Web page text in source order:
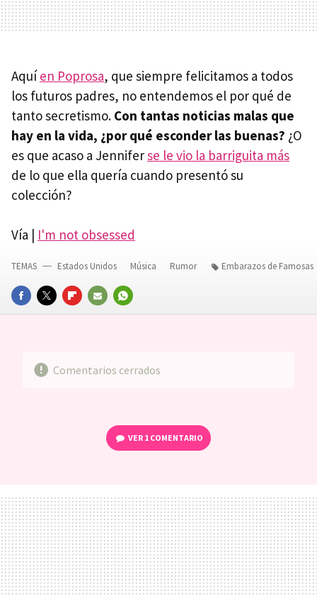
Aquíen Poprosa, que siempre felicitamos a todos
los futuros padres, no entendemos el por qué de
tanto secretismo. Con tantas noticias malas que
hay en la vida, ¿por qué esconder las buenas? ¿O
es que acaso a Jenniferse le vio la barriguita más
de lo que ella quería cuando presentó su
colección?
Vía | I'm not obsessed
FACEBOOKTWITTERFLIPBOARD
E-
WHATSAPP
TEMAS Estados Unidos Música Rumor Embarazos de Famosas
Comentarios cerrados
VER 1 COMENTARIO